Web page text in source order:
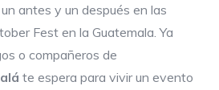
antes y un después en las
Fest en la Guatemala. Ya
o compañeros de
te espera para vivir un evento